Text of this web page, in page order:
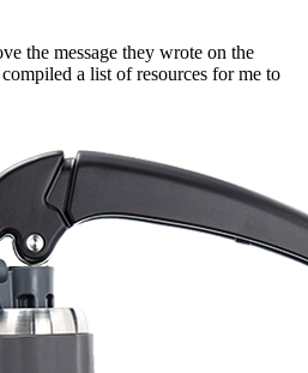
the message they wrote on the
a list of resources for me to